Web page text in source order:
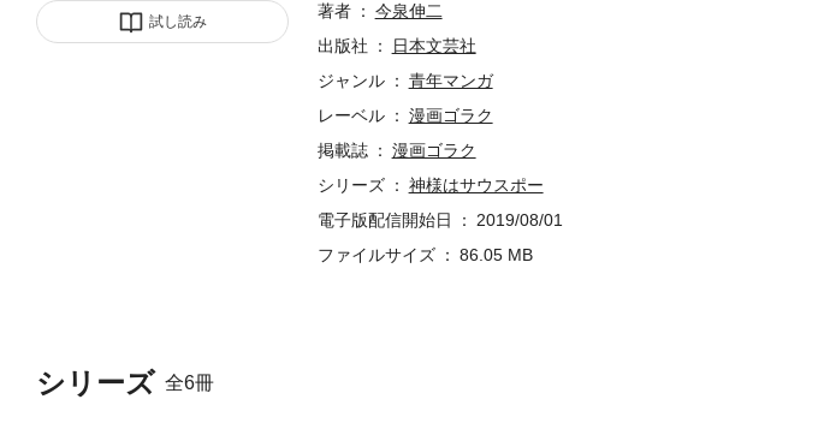
試し読み
シリーズ 全6冊
著者
今泉伸二
出版社
日本文芸社
ジャンル
青年マンガ
レーベル
漫画ゴラク
掲載誌
漫画ゴラク
シリーズ
神様はサウスポー
電子版配信開始日
2019/08/01
ファイルサイズ
86.05 MB